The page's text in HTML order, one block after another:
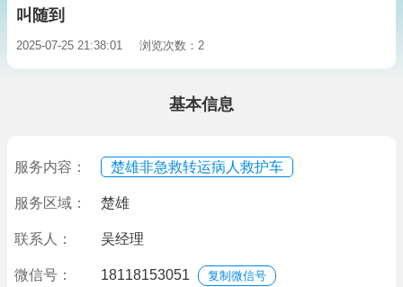
叫随到
2025-07-25 21:38:01 浏览次数：2
基本信息
服务内容： 楚雄非急救转运病人救护车
服务区域： 楚雄
联系人： 吴经理
微信号： 18118153051 复制微信号